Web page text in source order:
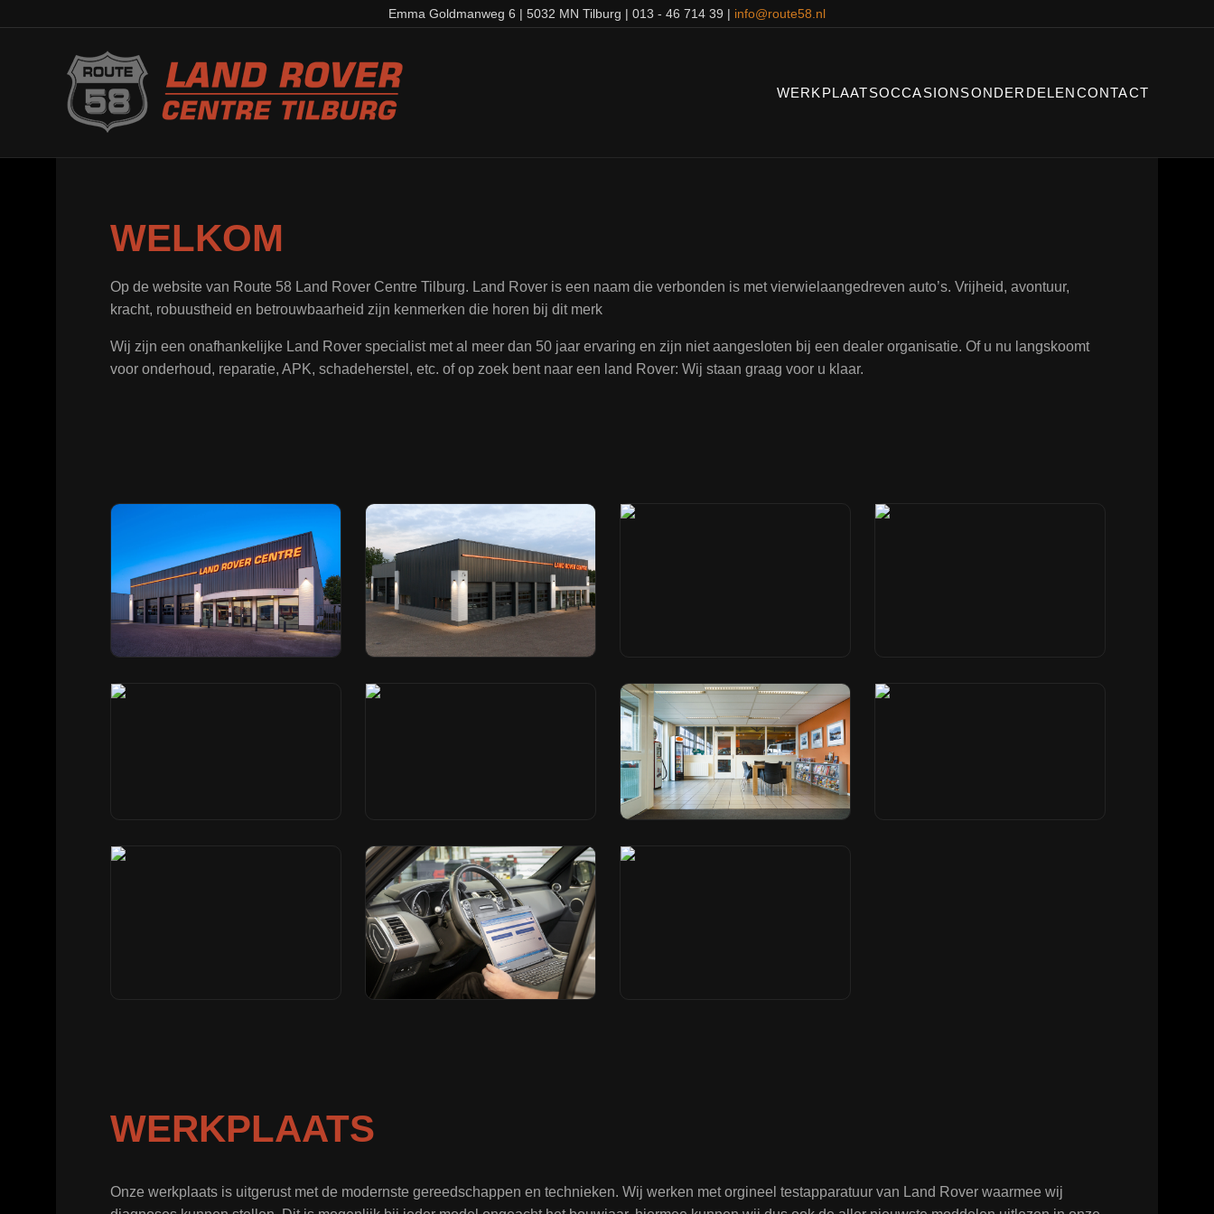
Emma Goldmanweg 6 | 5032 MN Tilburg | 013 - 46 714 39 | info@route58.nl
WERKPLAATSOCCASIONSONDERDELENCONTACT
WELKOM
Op de website van Route 58 Land Rover Centre Tilburg. Land Rover is een naam die verbonden is met vierwielaangedreven auto’s. Vrijheid, avontuur,
kracht, robuustheid en betrouwbaarheid zijn kenmerken die horen bij dit merk
Wij zijn een onafhankelijke Land Rover specialist met al meer dan 50 jaar ervaring en zijn niet aangesloten bij een dealer organisatie. Of u nu langskoomt
voor onderhoud, reparatie, APK, schadeherstel, etc. of op zoek bent naar een land Rover: Wij staan graag voor u klaar.
WERKPLAATS
Onze werkplaats is uitgerust met de modernste gereedschappen en technieken. Wij werken met orgineel testapparatuur van Land Rover waarmee wij